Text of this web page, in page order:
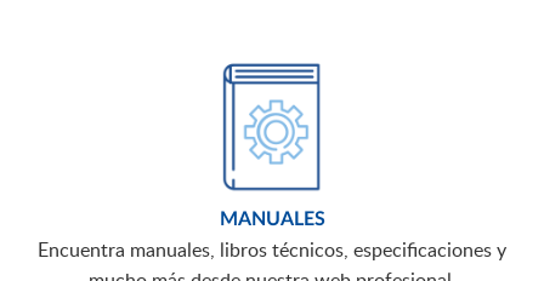
MANUALES
Encuentra manuales, libros técnicos, especificaciones y